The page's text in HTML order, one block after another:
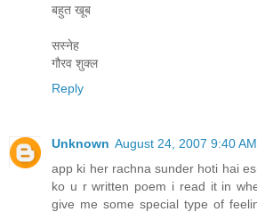
बहुत खूब
सस्नेह
गौरव शुक्ल
Reply
Unknown August 24, 2007 9:40 AM
app ki her rachna sunder hoti hai
ko u r written poem i read it in
give me some special type of